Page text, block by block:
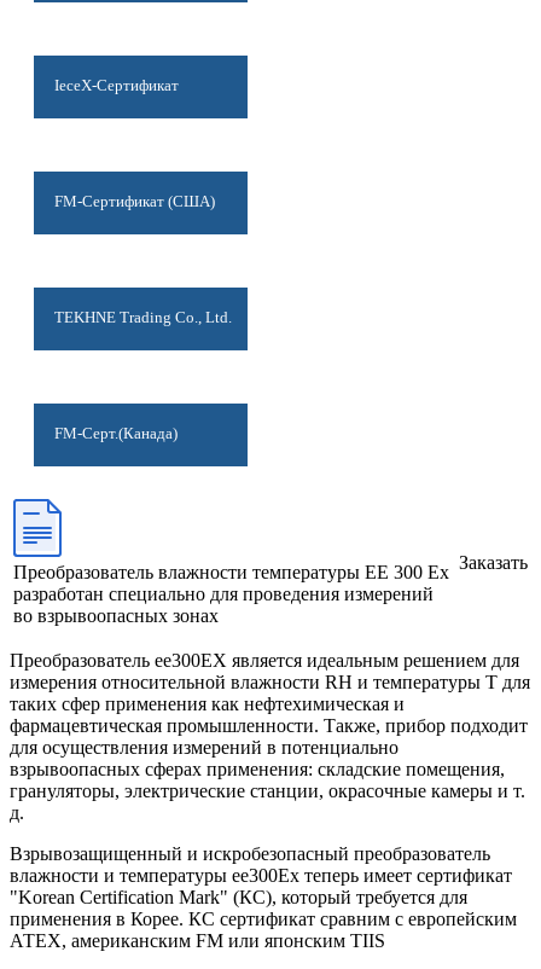
IeceX-Сертификат
FM-Сертификат (США)
TEKHNE Trading Co., Ltd.
FM-Серт.(Канада)
Преобразователь влажности температуры EE 300 Ex
разработан специально для проведения измерений
во взрывоопасных зонах
Заказать
Преобразователь ee300EX является идеальным решением для
измерения относительной влажности RH и температуры Т для
таких сфер применения как нефтехимическая и
фармацевтическая промышленности. Также, прибор подходит
для осуществления измерений в потенциально
взрывоопасных сферах применения: складские помещения,
грануляторы, электрические станции, окрасочные камеры и т.
д.
Взрывозащищенный и искробезопасный преобразователь
влажности и температуры ee300Ex теперь имеет сертификат
"Korean Certification Mark" (КС), который требуется для
применения в Корее. КС сертификат сравним с европейским
АТЕХ, американским FM или японским TIIS